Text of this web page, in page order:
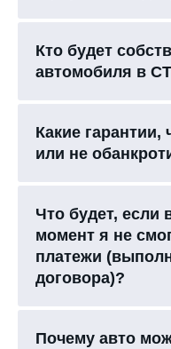
Кто будет
автомобиля в
Какие гарантии,
или не
Что будет, если
момент я не
платежи
договора)?
Почему авто